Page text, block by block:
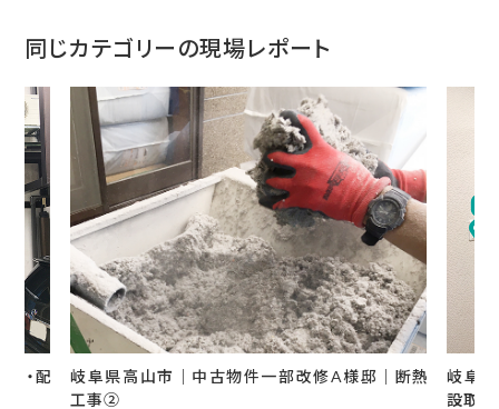
同じカテゴリーの現場レポート
・配
岐阜県高山市｜中古物件一部改修A様邸｜断熱
工事②
岐阜
設取付